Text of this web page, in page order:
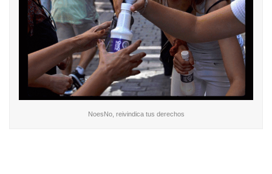
NoesNo, reivindica tus derechos